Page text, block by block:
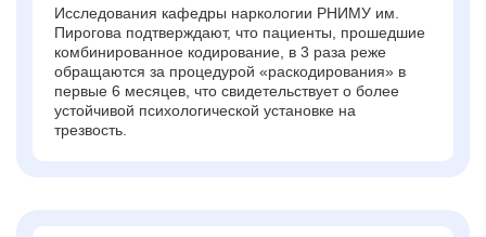
Исследования кафедры наркологии РНИМУ им.
Пирогова подтверждают, что пациенты, прошедшие
комбинированное кодирование, в 3 раза реже
обращаются за процедурой «раскодирования» в
первые 6 месяцев, что свидетельствует о более
устойчивой психологической установке на
трезвость.